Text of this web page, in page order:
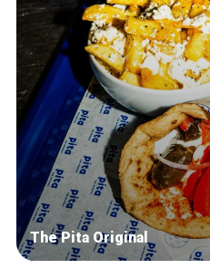
The Pita Original